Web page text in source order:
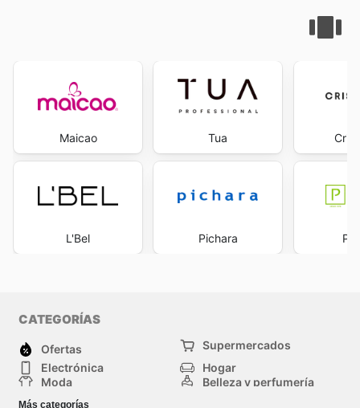
Maicao
L'Bel
Tua
Pichara
CATEGORÍAS
Ofertas
Supermercados
Electrónica
Hogar
Moda
Belleza y perfumería
Deporte
Más categorías